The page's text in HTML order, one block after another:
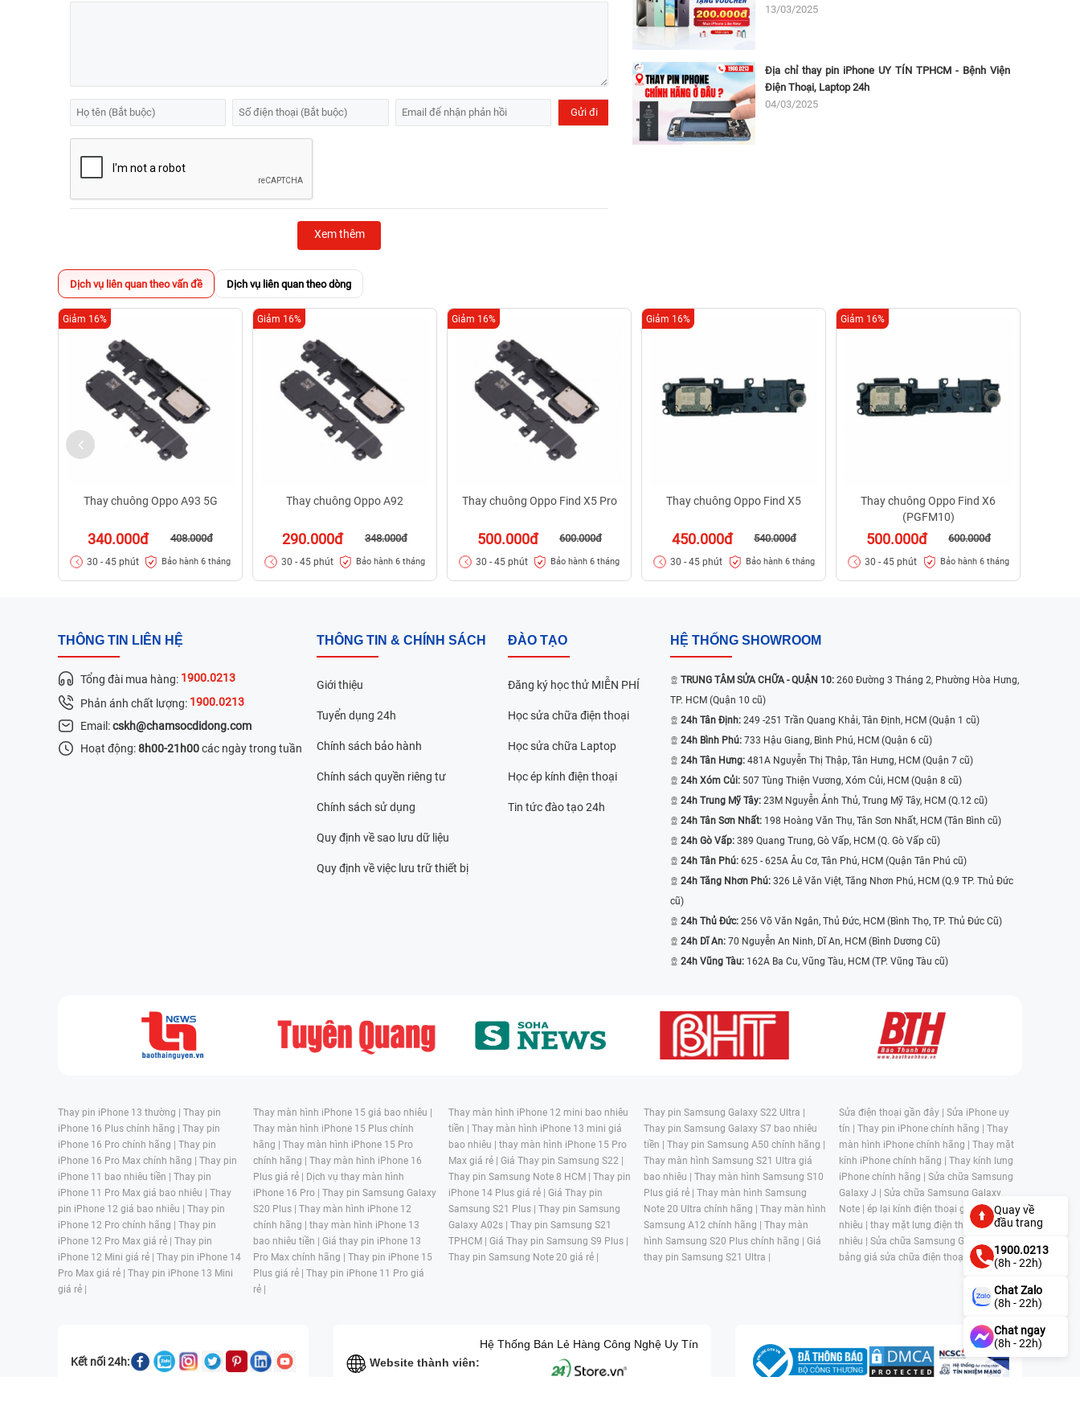
Xem thêm
13/03/2025
Địa chỉ thay pin iPhone UY TÍN TPHCM - Bệnh Viện
Điện Thoại, Laptop 24h
04/03/2025
Dịch vụ liên quan theo vấn đề Dịch vụ liên quan theo dòng
Thay chuông Oppo A93 5G
340.000đ 408.000đ
Giảm 16%
30 - 45 phút Bảo hành 6 tháng
Thay chuông Oppo A92
290.000đ 348.000đ
Giảm 16%
30 - 45 phút Bảo hành 6 tháng
Thay chuông Oppo Find X5 Pro
500.000đ 600.000đ
Giảm 16%
30 - 45 phút Bảo hành 6 tháng
Thay chuông Oppo Find X5
450.000đ 540.000đ
Giảm 16%
30 - 45 phút Bảo hành 6 tháng
Thay chuông Oppo Find X6
(PGFM10)
500.000đ 600.000đ
Giảm 16%
30 - 45 phút Bảo hành 6 tháng
THÔNG TIN LIÊN HỆ
Tổng đài mua hàng: 1900.0213
Phản ánh chất lượng: 1900.0213
Email:cskh@chamsocdidong.com
Hoạt động:8h00-21h00các ngày trong tuần
THÔNG TIN & CHÍNH SÁCH
Giới thiệu
Tuyển dụng 24h
Chính sách bảo hành
Chính sách quyền riêng tư
Chính sách sử dụng
Quy định về sao lưu dữ liệu
Quy định về việc lưu trữ thiết bị
ĐÀO TẠO
Đăng ký học thử MIỄN PHÍ
Học sửa chữa điện thoại
Học sửa chữa Laptop
Học ép kính điện thoại
Tin tức đào tạo 24h
HỆ THỐNG SHOWROOM
TRUNG TÂM SỬA CHỮA - QUẬN 10: 260 Đường 3 Tháng 2, Phường Hòa Hưng,
TP. HCM (Quận 10 cũ)
24h Tân Định: 249 -251 Trần Quang Khải, Tân Định, HCM (Quận 1 cũ)
24h Bình Phú: 733 Hậu Giang, Bình Phú, HCM (Quận 6 cũ)
24h Tân Hưng: 481A Nguyễn Thị Thập, Tân Hưng, HCM (Quận 7 cũ)
24h Xóm Củi: 507 Tùng Thiện Vương, Xóm Củi, HCM (Quận 8 cũ)
24h Trung Mỹ Tây: 23M Nguyễn Ảnh Thủ, Trung Mỹ Tây, HCM (Q.12 cũ)
24h Tân Sơn Nhất: 198 Hoàng Văn Thụ, Tân Sơn Nhất, HCM (Tân Bình cũ)
24h Gò Vấp: 389 Quang Trung, Gò Vấp, HCM (Q. Gò Vấp cũ)
24h Tân Phú: 625 - 625A Âu Cơ, Tân Phú, HCM (Quận Tân Phú cũ)
24h Tăng Nhơn Phú: 326 Lê Văn Việt, Tăng Nhơn Phú, HCM (Q.9 TP. Thủ Đức
cũ)
24h Thủ Đức: 256 Võ Văn Ngân, Thủ Đức, HCM (Bình Thọ, TP. Thủ Đức Cũ)
24h Dĩ An: 70 Nguyễn An Ninh, Dĩ An, HCM (Bình Dương Cũ)
24h Vũng Tàu: 162A Ba Cu, Vũng Tàu, HCM (TP. Vũng Tàu cũ)
Thay pin iPhone 13 thường | Thay pin
iPhone 16 Plus chính hãng | Thay pin
iPhone 16 Pro chính hãng | Thay pin
iPhone 16 Pro Max chính hãng | Thay pin
iPhone 11 bao nhiêu tiền | Thay pin
iPhone 11 Pro Max giá bao nhiêu | Thay
pin iPhone 12 giá bao nhiêu | Thay pin
iPhone 12 Pro chính hãng | Thay pin
iPhone 12 Pro Max giá rẻ | Thay pin
iPhone 12 Mini giá rẻ | Thay pin iPhone 14
Pro Max giá rẻ | Thay pin iPhone 13 Mini
giá rẻ |
Thay màn hình iPhone 15 giá bao nhiêu |
Thay màn hình iPhone 15 Plus chính
hãng | Thay màn hình iPhone 15 Pro
chính hãng | Thay màn hình iPhone 16
Plus giá rẻ | Dịch vụ thay màn hình
iPhone 16 Pro | Thay pin Samsung Galaxy
S20 Plus | Thay màn hình iPhone 12
chính hãng | thay màn hình iPhone 13
bao nhiêu tiền | Giá thay pin iPhone 13
Pro Max chính hãng | Thay pin iPhone 15
Plus giá rẻ | Thay pin iPhone 11 Pro giá
rẻ |
Thay màn hình iPhone 12 mini bao nhiêu
tiền | Thay màn hình iPhone 13 mini giá
bao nhiêu | thay màn hình iPhone 15 Pro
Max giá rẻ | Giá Thay pin Samsung S22 |
Thay pin Samsung Note 8 HCM | Thay pin
iPhone 14 Plus giá rẻ | Giá Thay pin
Samsung S21 Plus | Thay pin Samsung
Galaxy A02s | Thay pin Samsung S21
TPHCM | Giá Thay pin Samsung S9 Plus |
Thay pin Samsung Note 20 giá rẻ |
Thay pin Samsung Galaxy S22 Ultra |
Thay pin Samsung Galaxy S7 bao nhiêu
tiền | Thay pin Samsung A50 chính hãng |
Thay màn hình Samsung S21 Ultra giá
bao nhiêu | Thay màn hình Samsung S10
Plus giá rẻ | Thay màn hình Samsung
Note 20 Ultra chính hãng | Thay màn hình
Samsung A12 chính hãng | Thay màn
hình Samsung S20 Plus chính hãng | Giá
thay pin Samsung S21 Ultra |
Sửa điện thoại gần đây | Sửa iPhone uy
tín | Thay pin iPhone chính hãng | Thay
màn hình iPhone chính hãng | Thay mặt
kính iPhone chính hãng | Thay kính lưng
iPhone chính hãng | Sửa chữa Samsung
Galaxy J | Sửa chữa Samsung Galaxy
Note | ép lại kính điện thoại giá bao
nhiêu | thay mặt lưng điện thoại giá bao
nhiêu | Sửa chữa Samsung Galaxy S |
bảng giá sửa chữa điện thoại samsung |
Kết nối 24h: Website thành viên:
Hệ Thống Bán Lẻ Hàng Công Nghệ Uy Tín
Quay về
đầu trang
1900.0213
(8h - 22h)
Chat Zalo
(8h - 22h)
Chat ngay
(8h - 22h)